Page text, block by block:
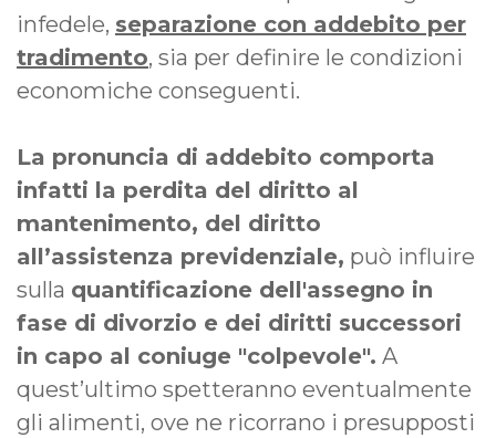
infedele, separazione con addebito per
tradimento, sia per definire le condizioni
economiche conseguenti.
La pronuncia di addebito comporta
infatti la perdita del diritto al
mantenimento, del diritto
all’assistenza previdenziale, può influire
sulla quantificazione dell'assegno in
fase di divorzio e dei diritti successori
in capo al coniuge "colpevole". A
quest’ultimo spetteranno eventualmente
gli alimenti, ove ne ricorrano i presupposti